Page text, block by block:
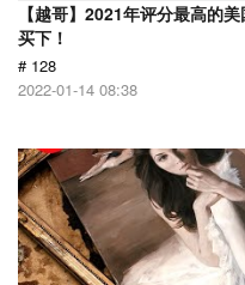
【越哥】2021年评分最高的
买下！
# 128
2022-01-14 08:38